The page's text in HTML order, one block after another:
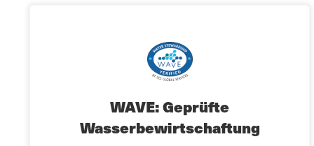
WAVE: Geprüfte
Wasserbewirtschaftung